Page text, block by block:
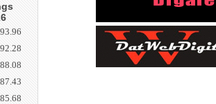
93.96
92.28
88.08
87.43
85.68